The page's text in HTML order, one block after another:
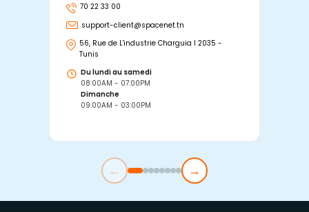
70 22 33 00
support-client@spacenet.tn
56, Rue de L'industrie Charguia I 2035 -
Tunis
Du lundi au samedi
08:00AM - 07:00PM
Dimanche
09:00AM - 03:00PM
← →